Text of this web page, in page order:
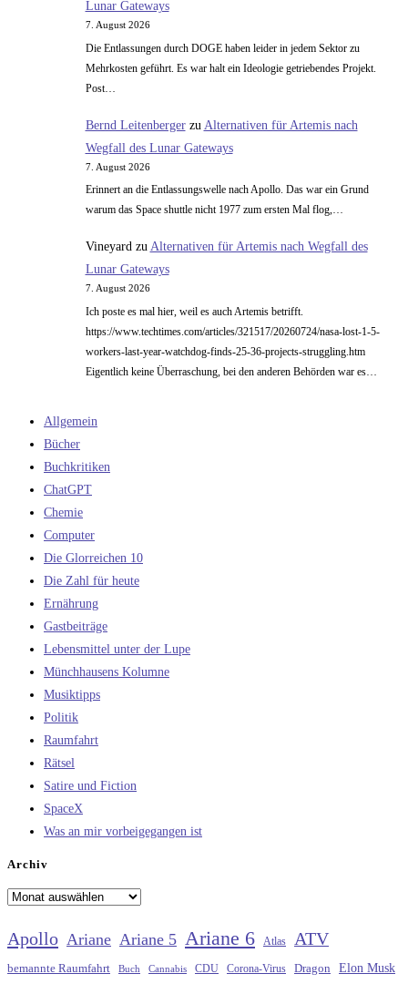
Lunar Gateways
7. August 2026
Die Entlassungen durch DOGE haben leider in jedem Sektor zu
Mehrkosten geführt. Es war halt ein Ideologie getriebendes Projekt.
Post…
Bernd Leitenbergerzu Alternativen für Artemis nach
Wegfall des Lunar Gateways
7. August 2026
Erinnert an die Entlassungswelle nach Apollo. Das war ein Grund
warum das Space shuttle nicht 1977 zum ersten Mal flog,…
Vineyardzu Alternativen für Artemis nach Wegfall des
Lunar Gateways
7. August 2026
Ich poste es mal hier, weil es auch Artemis betrifft.
https://www.techtimes.com/articles/321517/20260724/nasa-lost-1-5-
workers-last-year-watchdog-finds-25-36-projects-struggling.htm
Eigentlich keine Überraschung, bei den anderen Behörden war es…
Allgemein
Bücher
Buchkritiken
ChatGPT
Chemie
Computer
Die Glorreichen 10
Die Zahl für heute
Ernährung
Gastbeiträge
Lebensmittel unter der Lupe
Münchhausens Kolumne
Musiktipps
Politik
Raumfahrt
Rätsel
Satire und Fiction
SpaceX
Was an mir vorbeigegangen ist
Archiv
Archiv
Apollo Ariane Ariane 5 Ariane 6 Atlas ATV
bemannte Raumfahrt Buch Cannabis CDU Corona-Virus Dragon Elon Musk